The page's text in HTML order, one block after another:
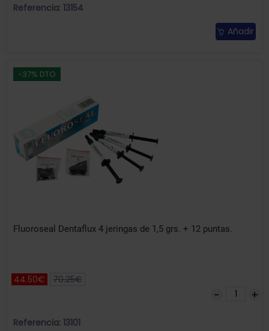
Referencia: 13154
Añadir
-37% DTO
Fluoroseal Dentaflux 4 jeringas de 1,5 grs. + 12 puntas.
44.50€ 70.25€
Referencia: 13101